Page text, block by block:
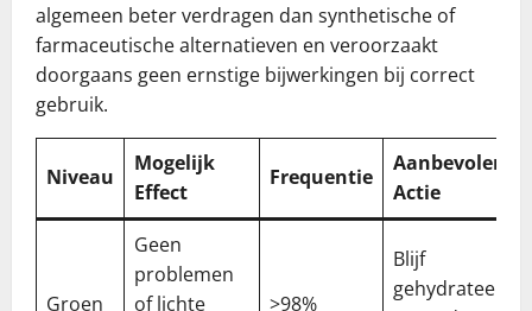
algemeen beter verdragen dan synthetische of
farmaceutische alternatieven en veroorzaakt
doorgaans geen ernstige bijwerkingen bij correct
gebruik.
Niveau
Mogelijk
Effect
Frequentie
Aanbevolen
Actie
Groen
Geen
problemen
of lichte
>98%
Blijf
gehydrateerd